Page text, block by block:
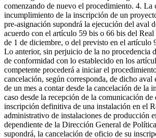
comenzando de nuevo el procedimiento. 4. La
incumplimiento de la inscripción de un
pre-asignación supondrá la ejecución del aval
acuerdo con el artículo 59 bis o 66 bis del
de 1 de diciembre, o del previsto en el artículo
Lo anterior, sin perjuicio de la no procedencia
de conformidad con lo establecido en los
competente procederá a iniciar el
cancelación, según corresponda, de dicho
de un mes a contar desde la cancelación de la
caso desde la recepción de la comunicación
inscripción definitiva de una instalación en el
administrativo de instalaciones de producción
dependiente de la Dirección General de
supondrá, la cancelación de oficio de su